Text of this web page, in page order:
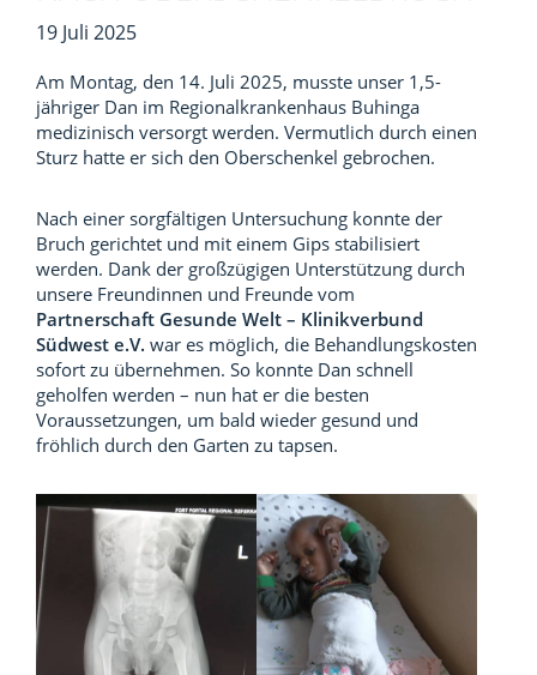
19 Juli 2025
Am Montag, den 14. Juli 2025, musste unser 1,5-
jähriger Dan im Regionalkrankenhaus Buhinga
medizinisch versorgt werden. Vermutlich durch einen
Sturz hatte er sich den Oberschenkel gebrochen.
Nach einer sorgfältigen Untersuchung konnte der
Bruch gerichtet und mit einem Gips stabilisiert
werden. Dank der großzügigen Unterstützung durch
unsere Freundinnen und Freunde vom
Partnerschaft Gesunde Welt – Klinikverbund
Südwest e.V. war es möglich, die Behandlungskosten
sofort zu übernehmen. So konnte Dan schnell
geholfen werden – nun hat er die besten
Voraussetzungen, um bald wieder gesund und
fröhlich durch den Garten zu tapsen.